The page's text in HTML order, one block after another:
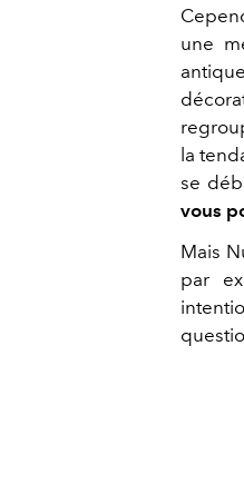
une
la
se
vous
Mais
par